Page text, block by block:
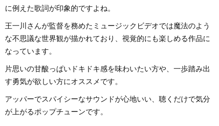
に例えた歌詞が印象的ですよね。
王一川さんが監督を務めたミュージックビデオでは魔法のよう
な不思議な世界観が描かれており、視覚的にも楽しめる作品に
なっています。
片思いの甘酸っぱいドキドキ感を味わいたい方や、一歩踏み出
す勇気が欲しい方にオススメです。
アッパーでスパイシーなサウンドが心地いい、聴くだけで気分
が上がるポップチューンです。